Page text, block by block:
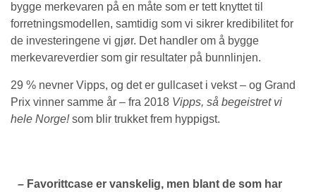
bygge merkevaren på en måte som er tett knyttet til
forretningsmodellen, samtidig som vi sikrer kredibilitet for
de investeringene vi gjør. Det handler om å bygge
merkevareverdier som gir resultater på bunnlinjen.
29 % nevner Vipps, og det er gullcaset i vekst – og Grand
Prix vinner samme år – fra 2018 Vipps, så begeistret vi
hele Norge!som blir trukket frem hyppigst.
– Favorittcase er vanskelig, men blant de som har